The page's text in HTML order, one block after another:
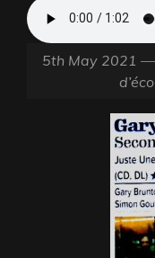
5th May 2021 —